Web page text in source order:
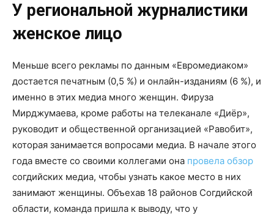
У региональной журналистики
женское лицо
Меньше всего рекламы по данным «Евромедиаком»
достается печатным (0,5 %) и онлайн-изданиям (6 %), и
именно в этих медиа много женщин. Фируза
Мирджумаева, кроме работы на телеканале «Диёр»,
руководит и общественной организацией «Равобит»,
которая занимается вопросами медиа. В начале этого
года вместе со своими коллегами она провела обзор
согдийских медиа, чтобы узнать какое место в них
занимают женщины. Объехав 18 районов Согдийской
области, команда пришла к выводу, что у